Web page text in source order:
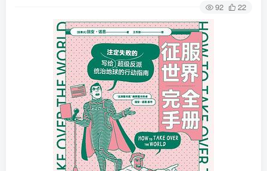
92 22
登录
没有账号？立即注册
用户名/手机号/邮箱
登录密码
记住登录 找回密码|免密登录